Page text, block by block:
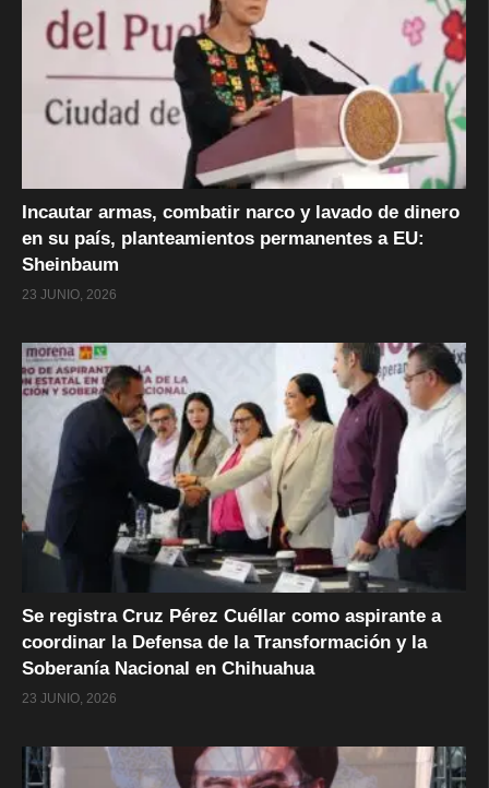
Incautar armas, combatir narco y lavado de dinero
en su país, planteamientos permanentes a EU:
Sheinbaum
23 JUNIO, 2026
Se registra Cruz Pérez Cuéllar como aspirante a
coordinar la Defensa de la Transformación y la
Soberanía Nacional en Chihuahua
23 JUNIO, 2026